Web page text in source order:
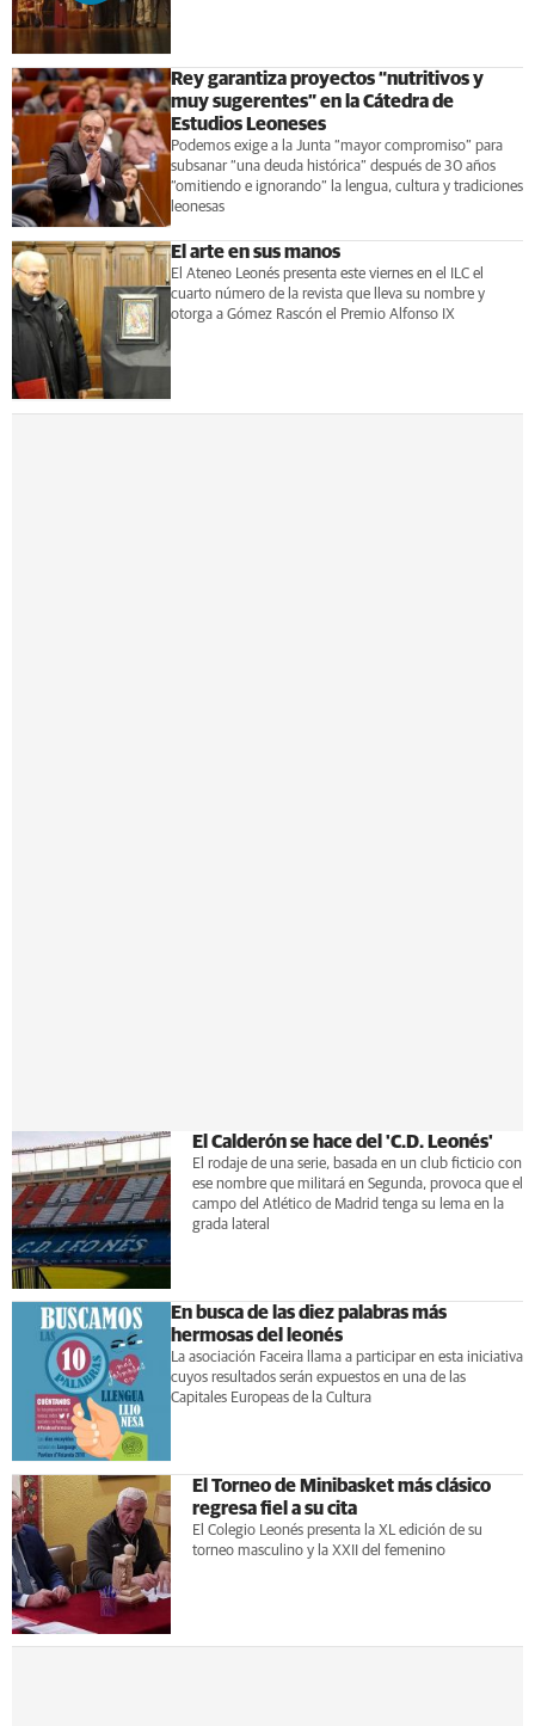
Rey garantiza proyectos “nutritivos y
muy sugerentes” en la Cátedra de
Estudios Leoneses
Podemos exige a la Junta “mayor compromiso” para
subsanar “una deuda histórica” después de 30 años
“omitiendo e ignorando” la lengua, cultura y tradiciones
leonesas
El arte en sus manos
El Ateneo Leonés presenta este viernes en el ILC el
cuarto número de la revista que lleva su nombre y
otorga a Gómez Rascón el Premio Alfonso IX
El Calderón se hace del 'C.D. Leonés'
El rodaje de una serie, basada en un club ficticio con
ese nombre que militará en Segunda, provoca que el
campo del Atlético de Madrid tenga su lema en la
grada lateral
En busca de las diez palabras más
hermosas del leonés
La asociación Faceira llama a participar en esta iniciativa
cuyos resultados serán expuestos en una de las
Capitales Europeas de la Cultura
El Torneo de Minibasket más clásico
regresa fiel a su cita
El Colegio Leonés presenta la XL edición de su
torneo masculino y la XXII del femenino